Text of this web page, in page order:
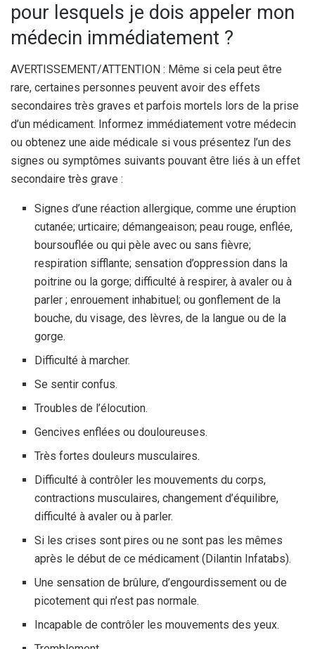
pour lesquels je dois appeler mon
médecin immédiatement ?
AVERTISSEMENT/ATTENTION : Même si cela peut être
rare, certaines personnes peuvent avoir des effets
secondaires très graves et parfois mortels lors de la prise
d’un médicament. Informez immédiatement votre médecin
ou obtenez une aide médicale si vous présentez l’un des
signes ou symptômes suivants pouvant être liés à un effet
secondaire très grave :
Signes d’une réaction allergique, comme une éruption
cutanée; urticaire; démangeaison; peau rouge, enflée,
boursouflée ou qui pèle avec ou sans fièvre;
respiration sifflante; sensation d’oppression dans la
poitrine ou la gorge; difficulté à respirer, à avaler ou à
parler ; enrouement inhabituel; ou gonflement de la
bouche, du visage, des lèvres, de la langue ou de la
gorge.
Difficulté à marcher.
Se sentir confus.
Troubles de l’élocution.
Gencives enflées ou douloureuses.
Très fortes douleurs musculaires.
Difficulté à contrôler les mouvements du corps,
contractions musculaires, changement d’équilibre,
difficulté à avaler ou à parler.
Si les crises sont pires ou ne sont pas les mêmes
après le début de ce médicament (Dilantin Infatabs).
Une sensation de brûlure, d’engourdissement ou de
picotement qui n’est pas normale.
Incapable de contrôler les mouvements des yeux.